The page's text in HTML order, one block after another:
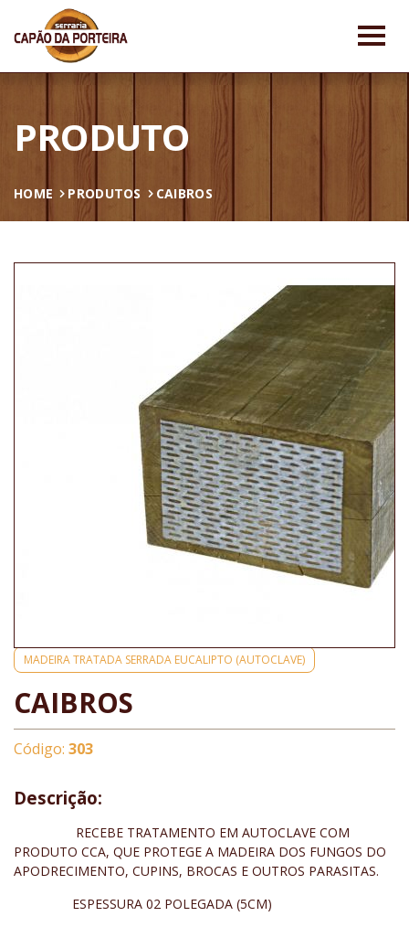
PRODUTO
HOME PRODUTOS CAIBROS
MADEIRA TRATADA SERRADA EUCALIPTO (AUTOCLAVE)
CAIBROS
Código: 303
Descrição:
RECEBE TRATAMENTO EM AUTOCLAVE COM
PRODUTO CCA, QUE PROTEGE A MADEIRA DOS FUNGOS DO
APODRECIMENTO, CUPINS, BROCAS E OUTROS PARASITAS.
ESPESSURA 02 POLEGADA (5CM)